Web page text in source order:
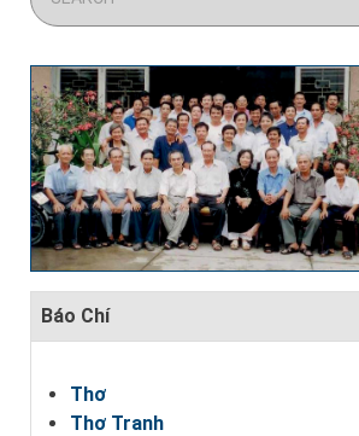
Báo Chí
Thơ
Thơ Tranh